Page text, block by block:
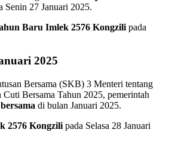
Senin 27 Januari 2025.
Baru Imlek 2576 Kongzili pada
2025
Bersama (SKB) 3 Menteri tentang
Bersama Tahun 2025, pemerintah
di bulan Januari 2025.
2576 Kongzili pada Selasa 28 Januari